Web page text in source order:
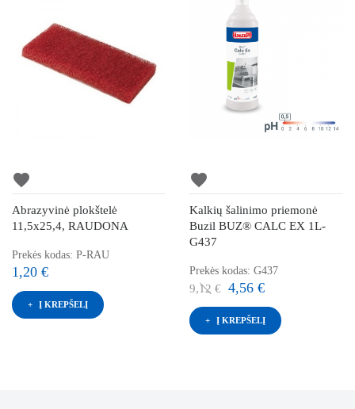
favorite
Abrazyvinė plokštelė
11,5x25,4, RAUDONA
Prekės kodas: P-RAU
1,20 €
Į KREPŠELĮ
favorite
Kalkių šalinimo priemonė
Buzil BUZ® CALC EX 1L-
G437
Prekės kodas: G437
9,12 € 4,56 €
Į KREPŠELĮ